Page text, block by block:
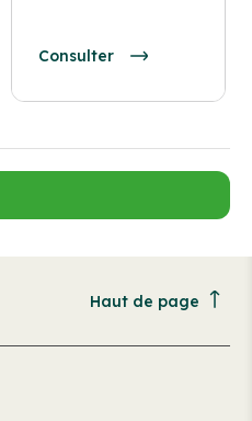
Consulter
Haut de page